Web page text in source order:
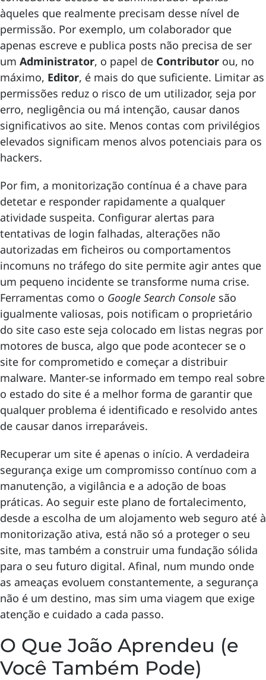
àqueles que realmente precisam desse nível de
permissão. Por exemplo, um colaborador que
apenas escreve e publica posts não precisa de ser
um Administrator, o papel de Contributor ou, no
máximo, Editor, é mais do que suficiente. Limitar as
permissões reduz o risco de um utilizador, seja por
erro, negligência ou má intenção, causar danos
significativos ao site. Menos contas com privilégios
elevados significam menos alvos potenciais para os
hackers.
Por fim, a monitorização contínua é a chave para
detetar e responder rapidamente a qualquer
atividade suspeita. Configurar alertas para
tentativas de login falhadas, alterações não
autorizadas em ficheiros ou comportamentos
incomuns no tráfego do site permite agir antes que
um pequeno incidente se transforme numa crise.
Ferramentas como o Google Search Console são
igualmente valiosas, pois notificam o proprietário
do site caso este seja colocado em listas negras por
motores de busca, algo que pode acontecer se o
site for comprometido e começar a distribuir
malware. Manter-se informado em tempo real sobre
o estado do site é a melhor forma de garantir que
qualquer problema é identificado e resolvido antes
de causar danos irreparáveis.
Recuperar um site é apenas o início. A verdadeira
segurança exige um compromisso contínuo com a
manutenção, a vigilância e a adoção de boas
práticas. Ao seguir este plano de fortalecimento,
desde a escolha de um alojamento web seguro até à
monitorização ativa, está não só a proteger o seu
site, mas também a construir uma fundação sólida
para o seu futuro digital. Afinal, num mundo onde
as ameaças evoluem constantemente, a segurança
não é um destino, mas sim uma viagem que exige
atenção e cuidado a cada passo.
O Que João Aprendeu (e
Você Também Pode)